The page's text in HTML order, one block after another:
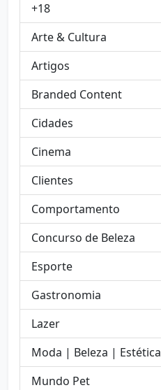
+18
Arte & Cultura
Artigos
Branded Content
Cidades
Cinema
Clientes
Comportamento
Concurso de Beleza
Esporte
Gastronomia
Lazer
Moda | Beleza | Estética
Mundo Pet